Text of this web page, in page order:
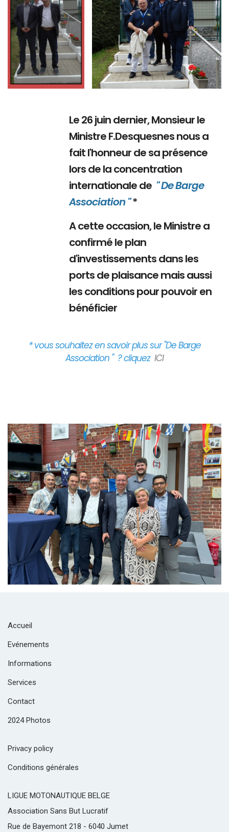
Le 26 juin dernier, Monsieur le
Ministre F.Desquesnes nous a
fait l'honneur de sa présence
lors de la concentration
internationale de " De Barge
Association "*
A cette occasion, le Ministre a
confirmé le plan
d'investissements dans les
ports de plaisance mais aussi
les conditions pour pouvoir en
bénéficier
* vous souhaitez en savoir plus sur "De Barge
Association " ? cliquez ICI
Branding
ARMCHAIR
Accueil
Evénements
Informations
Services
Contact
2024 Photos
Privacy policy
Conditions générales
LIGUE MOTONAUTIQUE BELGE
Association Sans But Lucratif
Rue de Bayemont 218 - 6040 Jumet